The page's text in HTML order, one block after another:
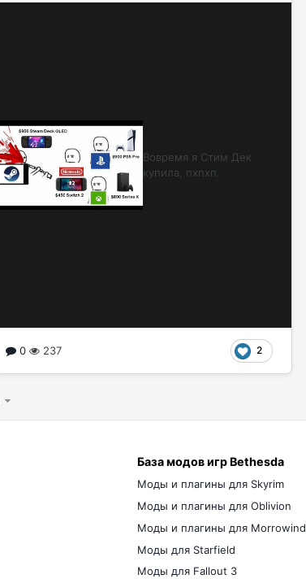
Вовремя я Стим Дек
купила, пхпхп.
0 237 2
База модов игр Bethesda
Моды и плагины для Skyrim
Моды и плагины для Oblivion
Моды и плагины для Morrowind
Моды для Starfield
Моды для Fallout 3